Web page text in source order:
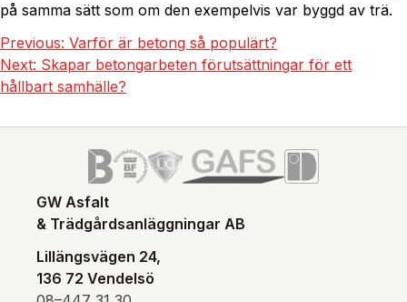
på samma sätt som om den exempelvis var byggd av trä.
Previous: Varför är betong så populärt?
Next: Skapar betongarbeten förutsättningar för ett
hållbart samhälle?
GW Asfalt
& Trädgårdsanläggningar AB
Lillängsvägen 24,
136 72 Vendelsö